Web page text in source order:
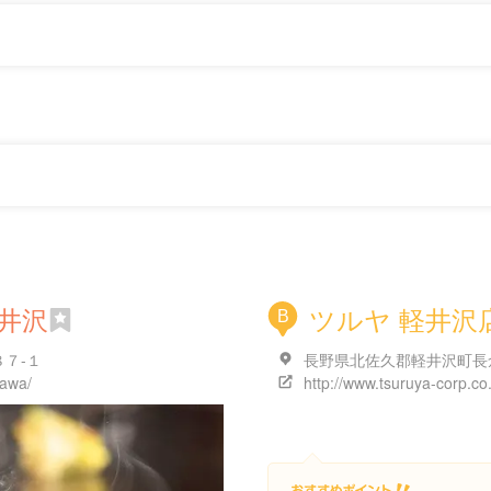
沢
-１
B ツルヤ 軽井沢
http://www.tsuruya-